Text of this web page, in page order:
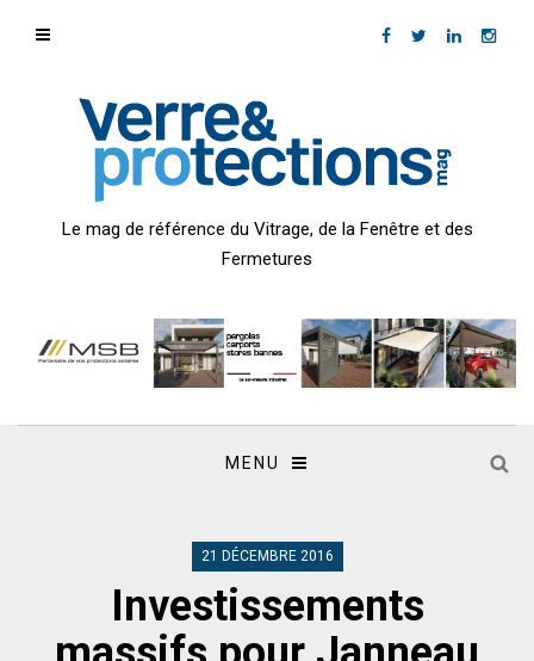
Le mag de référence du Vitrage, de la Fenêtre et des
Fermetures
MENU
21 DÉCEMBRE 2016
Investissements